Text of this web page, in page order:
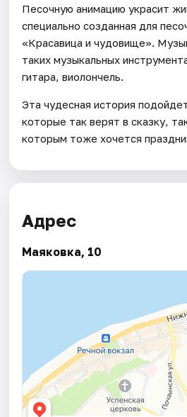
Песочную анимацию украсит
специально созданная для
«Красавица и чудовище».
таких музыкальных
гитара, виолончель.
Эта чудесная история
которые так верят в сказку,
которым тоже хочется
Адрес
Маяковка, 10